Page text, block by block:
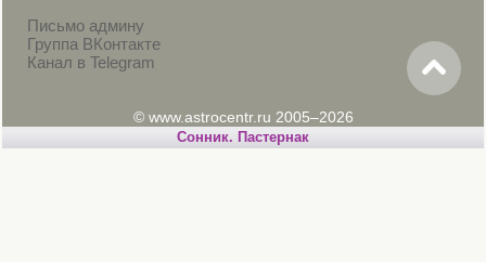
Письмо админу
Группа ВКонтакте
Канал в Telegram
© www.astrocentr.ru 2005–2026
Cонник. Пастернак